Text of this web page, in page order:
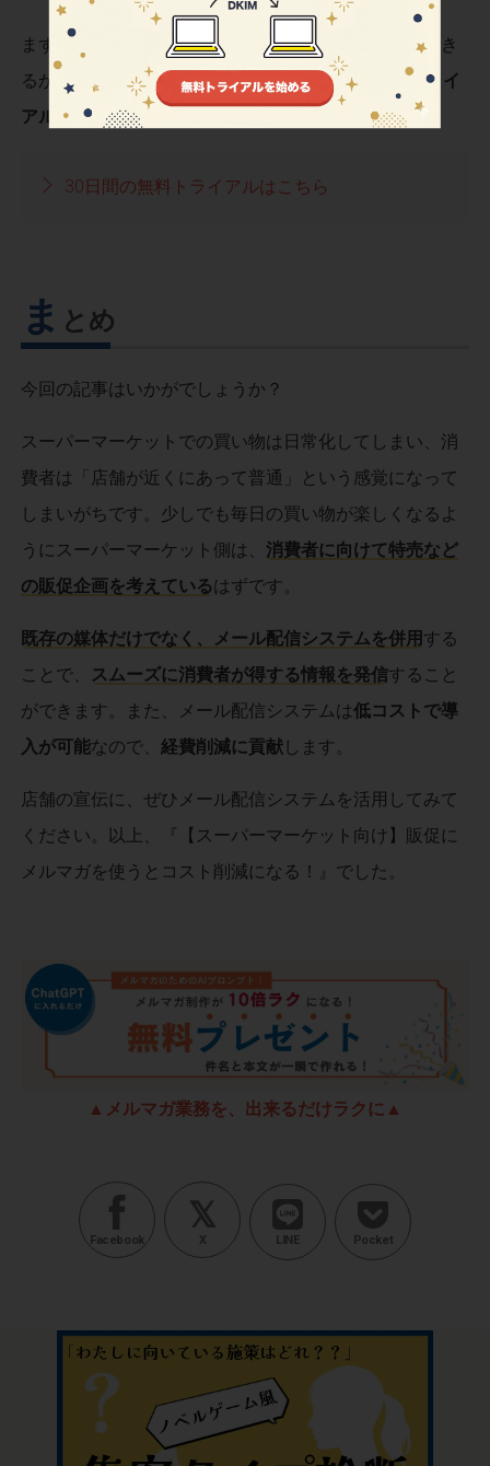
まずは、販促企画をスムーズにメルマガで情報発信でき
るかを確認してみたいという方は、30日間の無料トライ
アル
を用意しています。
30日間の無料トライアルはこちら
ま とめ
今回の記事はいかがでしょうか？
スーパーマーケットでの買い物は日常化してしまい、消
費者は「店舗が近くにあって普通」という感覚になって
しまいがちです。少しでも毎日の買い物が楽しくなるよ
うにスーパーマーケット側は、 消費者に向けて特売など
の販促企画を考えているはずです。
既存の媒体だけでなく、メール配信システムを併用 する
ことで、 スムーズに消費者が得する情報を発信すること
ができます。また、メール配信システムは低コストで導
入が可能なので、経費削減に貢献 します。
店舗の宣伝に、ぜひメール配信システムを活用してみて
ください。以上、『【スーパーマーケット向け】販促に
メルマガを使うとコスト削減になる！』でした。
▲メルマガ業務を、出来るだけラクに▲
Facebook X LINE Pocket